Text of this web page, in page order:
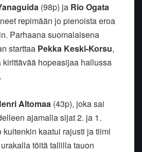
(98p) ja Rio Ogata
repimään jo pienoista eroa
Parhaana suomalaisena
starttaa Pekka Keski-Korsu,
kirittävää hopeasijaa hallussa
Altomaa (43p), joka sai
ajamalla sijat 2. ja 1.
kuitenkin kaatui rajusti ja tiimi
töitä tallilla tauon